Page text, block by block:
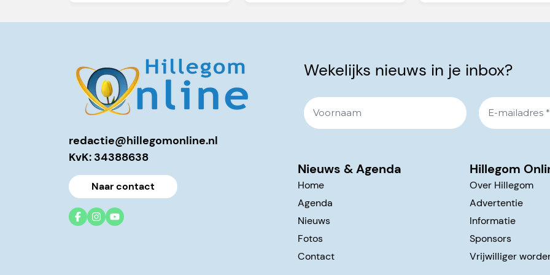
redactie@hillegomonline.nl
KvK: 34388638
Naar contact
Wekelijks nieuws in je inbox?
Nieuws & Agenda
Home
Agenda
Nieuws
Fotos
Contact
Hillegom
Over Hillegom
Advertentie
Informatie
Sponsors
Vrijwilliger